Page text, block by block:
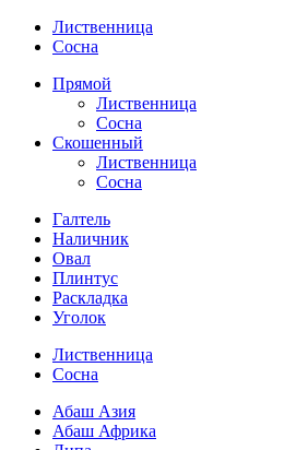
Лиственница
Сосна
Прямой
Лиственница
Сосна
Скошенный
Лиственница
Сосна
Галтель
Наличник
Овал
Плинтус
Раскладка
Уголок
Лиственница
Сосна
Абаш Азия
Абаш Африка